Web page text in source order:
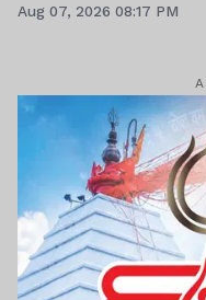
Aug 07, 2026 08:17 PM